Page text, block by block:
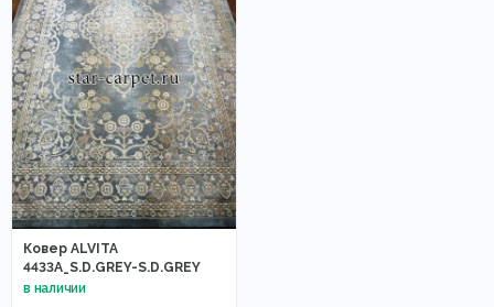
Ковер ALVITA
4433A_S.D.GREY-S.D.GREY